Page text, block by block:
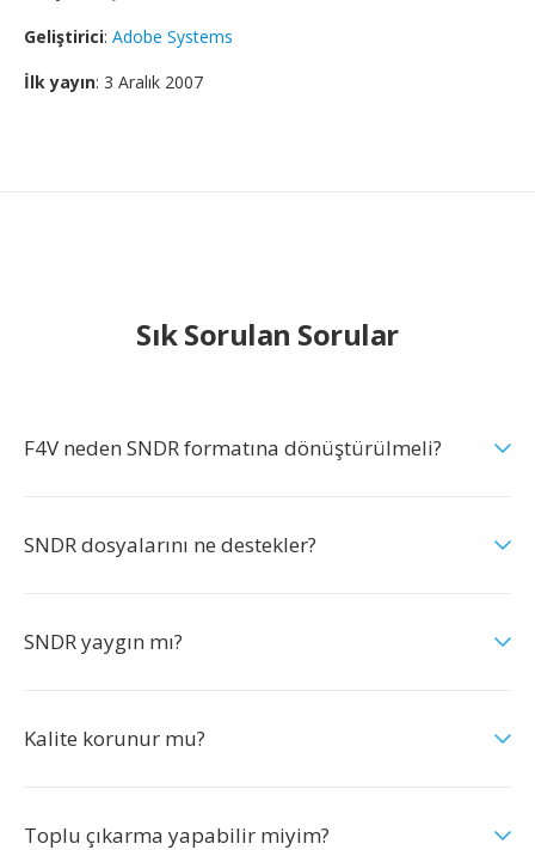
Geliştirici: Adobe Systems
İlk yayın: 3 Aralık 2007
Sık Sorulan Sorular
F4V neden SNDR formatına dönüştürülmeli?
SNDR dosyalarını ne destekler?
SNDR yaygın mı?
Kalite korunur mu?
Toplu çıkarma yapabilir miyim?